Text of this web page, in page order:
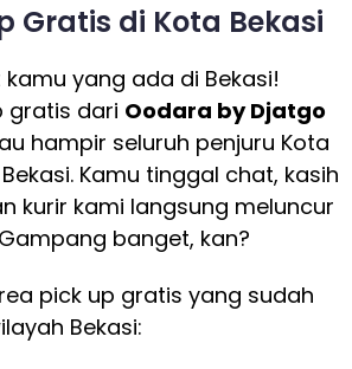
Gratis di Kota Bekasi
yang ada di Bekasi!
gratis dari Oodara by Djatgo
hampir seluruh penjuru Kota
Kamu tinggal chat, kasih
kurir kami langsung meluncur
banget, kan?
pick up gratis yang sudah
Bekasi: